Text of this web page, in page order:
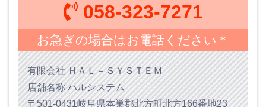
058-323-7271
お急ぎの場合はお電話ください＊
有限会社 ＨＡＬ－ＳＹＳＴＥＭ
店舗名称 ハルシステム
〒501-0431岐阜県本巣郡北方町北方166番地23